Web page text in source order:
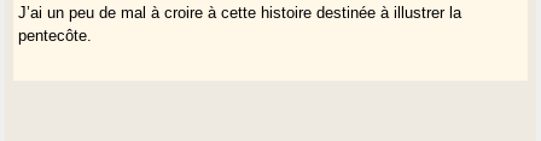
J’ai un peu de mal à croire à cette histoire destinée à illustrer la
pentecôte.